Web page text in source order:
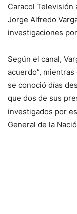
Caracol Televisión
Jorge Alfredo
investigaciones
Según el canal,
acuerdo”,
se conoció días
que dos de sus
investigados por
General de la